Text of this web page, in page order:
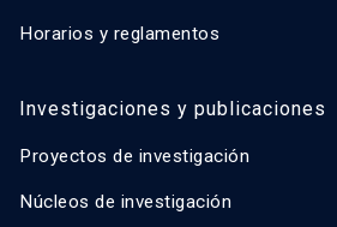
Horarios y reglamentos
Investigaciones y publicaciones
Proyectos de investigación
Núcleos de investigación